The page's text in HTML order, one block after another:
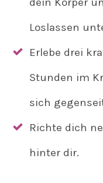
Loslassen
Erlebe drei
Stunden im
sich
Richte dich
hinter dir.